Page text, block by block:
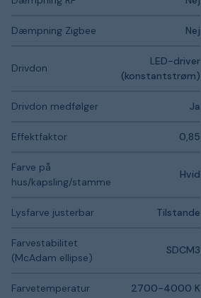
Dæmpning Zigbee Nej
Drivdon
LED-driver
(konstantstrøm)
Drivdon medfølger Ja
Effektfaktor 0,85
Farve på
hus/kapsling/stamme
Hvid
Lysfarve justerbar Tilstande
Farvestabilitet
(McAdam ellipse)
SDCM3
Farvetemperatur 2700-4000 K